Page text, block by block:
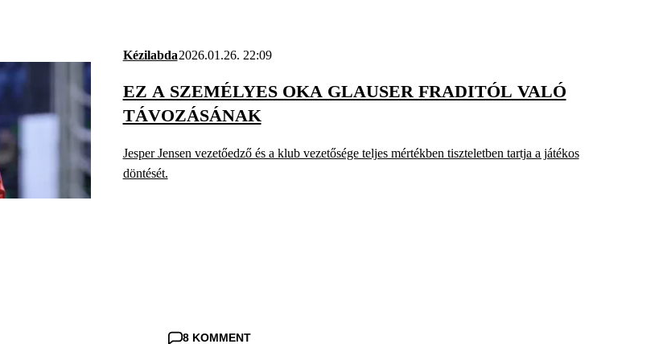
Kézilabda2026.01.26. 22:09
EZ A SZEMÉLYES OKA GLAUSER FRADITÓL VALÓ
TÁVOZÁSÁNAK
Jesper Jensen vezetőedző és a klub vezetősége teljes mértékben tiszteletben tartja a játékos
döntését.
8 KOMMENT